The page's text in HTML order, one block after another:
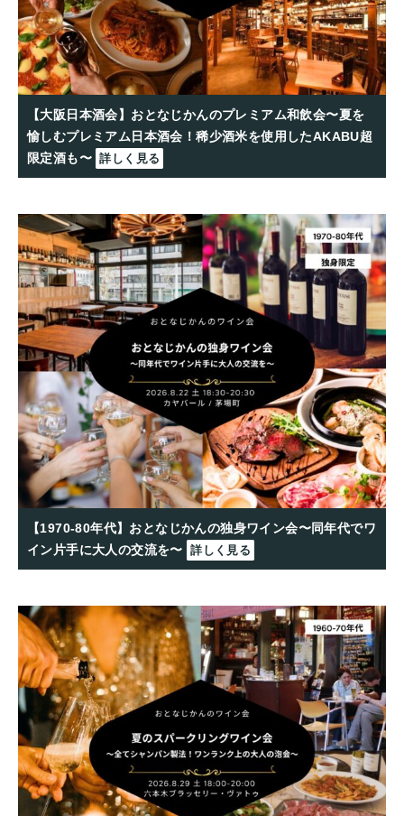
【大阪日本酒会】おとなじかんのプレミアム和飲会〜夏を
愉しむプレミアム日本酒会！稀少酒米を使用したAKABU超
限定酒も〜 詳しく見る
【1970-80年代】おとなじかんの独身ワイン会〜同年代でワ
イン片手に大人の交流を〜
詳しく見る